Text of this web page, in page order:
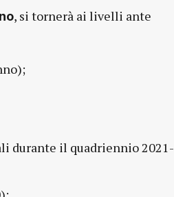
, si tornerà ai livelli ante
durante il quadriennio 2021-